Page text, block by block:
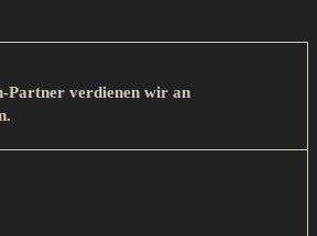
Partner verdienen wir an